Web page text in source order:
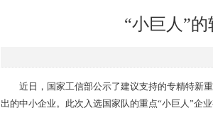
“小巨人”
近日，国家工信部公示了建议支持的专精特新重
出的中小企业。此次入选国家队的重点“小巨人”企